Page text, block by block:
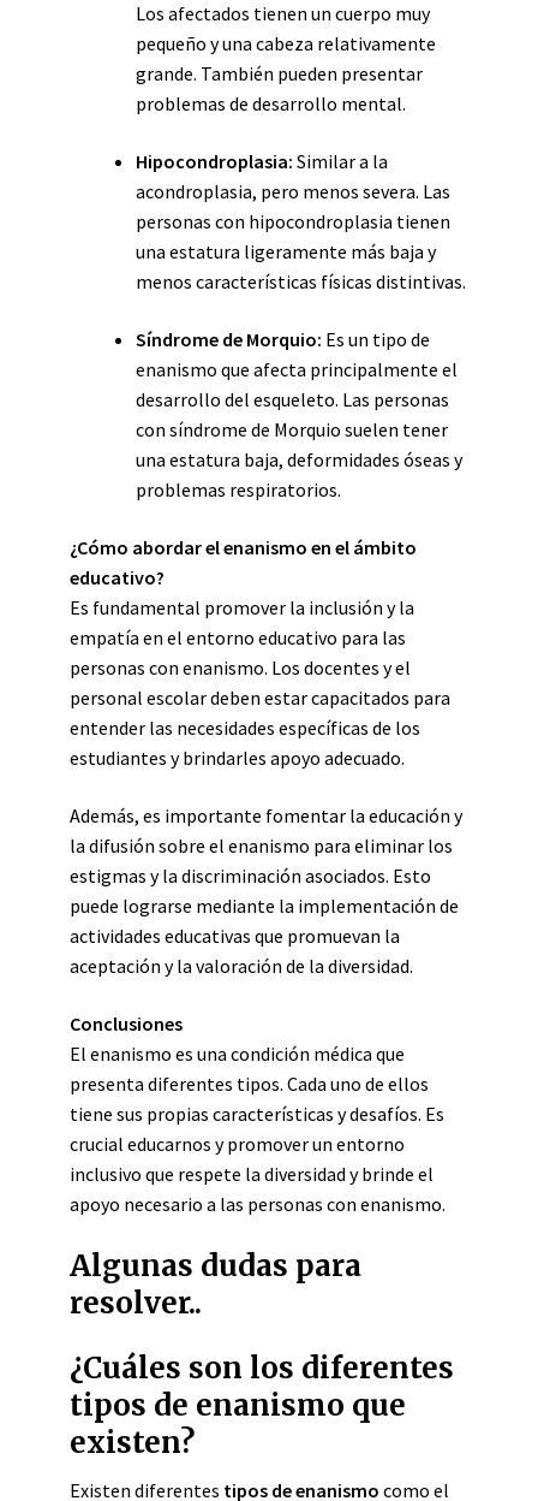
Los afectados tienen un cuerpo muy
pequeño y una cabeza relativamente
grande. También pueden presentar
problemas de desarrollo mental.
Hipocondroplasia: Similar a la
acondroplasia, pero menos severa. Las
personas con hipocondroplasia tienen
una estatura ligeramente más baja y
menos características físicas distintivas.
Síndrome de Morquio: Es un tipo de
enanismo que afecta principalmente el
desarrollo del esqueleto. Las personas
con síndrome de Morquio suelen tener
una estatura baja, deformidades óseas y
problemas respiratorios.
¿Cómo abordar el enanismo en el ámbito
educativo?
Es fundamental promover la inclusión y la
empatía en el entorno educativo para las
personas con enanismo. Los docentes y el
personal escolar deben estar capacitados para
entender las necesidades específicas de los
estudiantes y brindarles apoyo adecuado.
Además, es importante fomentar la educación y
la difusión sobre el enanismo para eliminar los
estigmas y la discriminación asociados. Esto
puede lograrse mediante la implementación de
actividades educativas que promuevan la
aceptación y la valoración de la diversidad.
Conclusiones
El enanismo es una condición médica que
presenta diferentes tipos. Cada uno de ellos
tiene sus propias características y desafíos. Es
crucial educarnos y promover un entorno
inclusivo que respete la diversidad y brinde el
apoyo necesario a las personas con enanismo.
Algunas dudas para
resolver..
¿Cuáles son los diferentes
tipos de enanismo que
existen?
Existen diferentes tipos de enanismo como el